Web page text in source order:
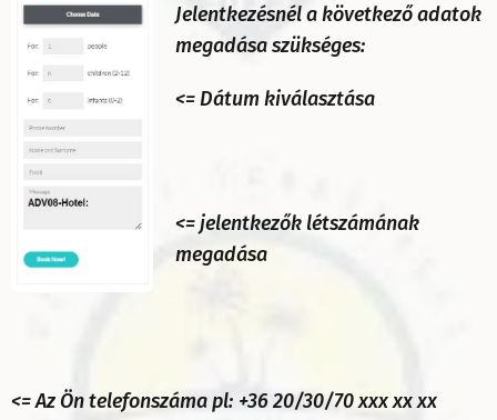
Jelentkezésnél a következő adatok
megadása szükséges:
<= Dátum kiválasztása
<= jelentkezők létszámának
megadása
<= Az Ön telefonszáma pl: +36 20/30/70 xxx xx xx